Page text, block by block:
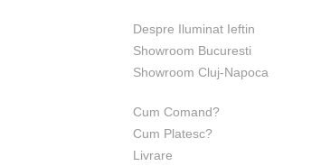
Despre Iluminat Ieftin
Showroom Bucuresti
Showroom Cluj-Napoca
Cum Comand?
Cum Platesc?
Livrare